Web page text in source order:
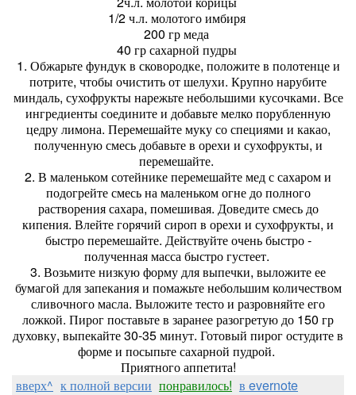
1/2 ч.л. молотого имбиря
200 гр меда
40 гр сахарной пудры
1. Обжарьте фундук в сковородке, положите в полотенце и
потрите, чтобы очистить от шелухи. Крупно нарубите
миндаль, сухофрукты нарежьте небольшими кусочками. Все
ингредиенты соедините и добавьте мелко порубленную
цедру лимона. Перемешайте муку со специями и какао,
полученную смесь добавьте в орехи и сухофрукты, и
перемешайте.
2. В маленьком сотейнике перемешайте мед с сахаром и
подогрейте смесь на маленьком огне до полного
растворения сахара, помешивая. Доведите смесь до
кипения. Влейте горячий сироп в орехи и сухофрукты, и
быстро перемешайте. Действуйте очень быстро -
полученная масса быстро густеет.
3. Возьмите низкую форму для выпечки, выложите ее
бумагой для запекания и помажьте небольшим количеством
сливочного масла. Выложите тесто и разровняйте его
ложкой. Пирог поставьте в заранее разогретую до 150 гр
духовку, выпекайте 30-35 минут. Готовый пирог остудите в
форме и посыпьте сахарной пудрой.
Приятного аппетита!
вверх^ к полной версии понравилось! в evernote